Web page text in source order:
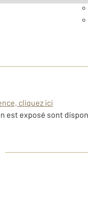
cliquez ici
est exposé sont